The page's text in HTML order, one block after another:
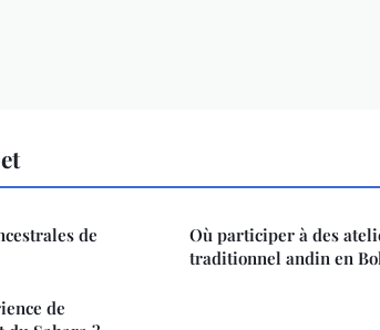
de
de
Où participer à des
traditionnel andin en